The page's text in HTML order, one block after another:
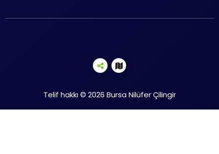
Telif hakkı © 2026 Bursa Nilüfer Çilingir